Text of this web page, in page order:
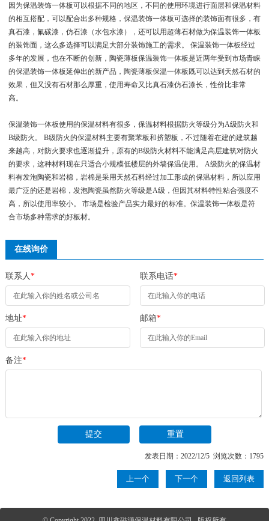
因为保温装饰一体板可以根据不同的地区，不同的使用环境进行面层和保温材料
的相互搭配，可以配合出多种规格，保温装饰一体板可选择的装饰面有很多，有
真石漆，氟碳漆，仿石漆（水包水漆），还可以用超薄石材做为保温装饰一体板
的装饰面，这么多选择可以满足大部分装饰施工的需求。 保温装饰一体板经过
多年的发展，也在不断的创新，陶瓷薄板保温装饰一体板是近两年受到市场青睐
的保温装饰一体板延伸出的新产品，陶瓷薄板保温一体板既可以达到天然石材的
效果，但又没有石材那么厚重，使用寿命又比真石漆仿石漆长，性价比非常
高。
保温装饰一体板使用的保温材料有很多，保温材料根据防火等级分为A级防火和
B级防火。 B级防火的保温材料主要有聚苯板和挤塑板，不过随着在建的建筑越
来越高，对防火要求也逐渐提升，原有的B级防火材料不能满足高层建筑对防火
的要求，这种材料现在只适合小规模低楼层的外墙保温使用。 A级防火的保温材
料有发泡陶瓷和岩棉，岩棉是采用天然石料经过加工形成的保温材料，所以应用
最广泛的还是岩棉，发泡陶瓷虽然防火等级是A级，但因其材料特性粘合强度不
高，所以使用率较小。 市场是检验产品实力最好的标准。保温装饰一体板是符
合市场多种需求的好板材。
在线询价
联系人 * 联系电话*
地址* 邮箱*
备注*
发表日期：2022/12/5 浏览次数：1795
上一个 下一个 返回列表